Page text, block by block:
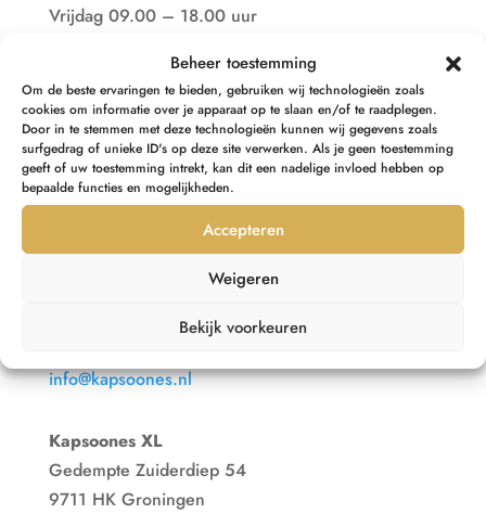
Beheer toestemming
Om de beste ervaringen te bieden, gebruiken wij technologieën zoals
cookies om informatie over je apparaat op te slaan en/of te raadplegen.
Door in te stemmen met deze technologieën kunnen wij gegevens zoals
surfgedrag of unieke ID's op deze site verwerken. Als je geen toestemming
geeft of uw toestemming intrekt, kan dit een nadelige invloed hebben op
bepaalde functies en mogelijkheden.
Accepteren
Weigeren
Bekijk voorkeuren
Vrijdag 09.00 – 18.00 uur
Kapsoones C
Gedempte Zuiderdiep 81
9711 HC Groningen
info@kapsoones.nl
Kapsoones XL
Gedempte Zuiderdiep 54
9711 HK Groningen